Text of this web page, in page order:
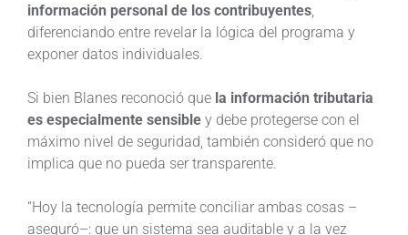
información personal de los contribuyentes
diferenciando entre revelar la lógica del programa y
exponer datos individuales.
Si bien Blanes reconoció que la información tributaria
es especialmente sensible y debe protegerse con el
máximo nivel de seguridad, también consideró que no
implica que no pueda ser transparente.
“Hoy la tecnología permite conciliar ambas cosas –
aseguró–: que un sistema sea auditable y a la vez